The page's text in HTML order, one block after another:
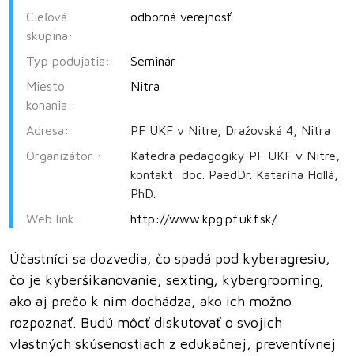
Cieľová
skupina:
odborná verejnosť
Typ podujatia:
Seminár
Miesto
konania:
Nitra
Adresa:
PF UKF v Nitre, Dražovská 4, Nitra
Organizátor :
Katedra pedagogiky PF UKF v Nitre,
kontakt: doc. PaedDr. Katarína Hollá,
PhD.
Web link :
http://www.kpg.pf.ukf.sk/
Účastníci sa dozvedia, čo spadá pod kyberagresiu,
čo je kyberšikanovanie, sexting, kybergrooming;
ako aj prečo k nim dochádza, ako ich možno
rozpoznať. Budú môcť diskutovať o svojich
vlastných skúsenostiach z edukačnej, preventívnej